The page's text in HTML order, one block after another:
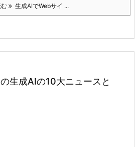
生成AIでWebサイ ...
生成AIの10大ニュースと